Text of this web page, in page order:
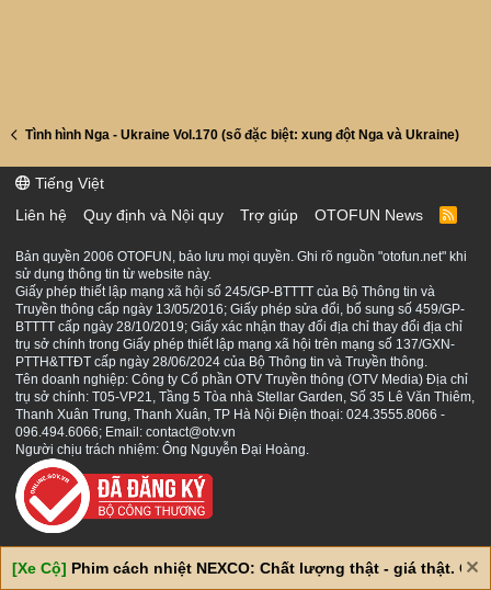
Tình hình Nga - Ukraine Vol.170 (số đặc biệt: xung đột Nga và Ukraine)
Tiếng Việt
Liên hệ
Quy định và Nội quy Trợ giúp OTOFUN News
R
S
Bản quyền 2006 OTOFUN, bảo lưu mọi quyền. Ghi rõ nguồn "otofun.net" khi
sử dụng thông tin từ website này.
Giấy phép thiết lập mạng xã hội số 245/GP-BTTTT của Bộ Thông tin và
Truyền thông cấp ngày 13/05/2016; Giấy phép sửa đổi, bổ sung số 459/GP-
BTTTT cấp ngày 28/10/2019; Giấy xác nhận thay đổi địa chỉ thay đổi địa chỉ
trụ sở chính trong Giấy phép thiết lập mạng xã hội trên mạng số 137/GXN-
PTTH&TTĐT cấp ngày 28/06/2024 của Bộ Thông tin và Truyền thông.
Tên doanh nghiệp: Công ty Cổ phần OTV Truyền thông (OTV Media) Địa chỉ
trụ sở chính: T05-VP21, Tầng 5 Tòa nhà Stellar Garden, Số 35 Lê Văn Thiêm,
Thanh Xuân Trung, Thanh Xuân, TP Hà Nội Điện thoại: 024.3555.8066 -
096.494.6066; Email: contact@otv.vn
Người chịu trách nhiệm: Ông Nguyễn Đại Hoàng.
[Xe Cộ] Phim cách nhiệt NEXCO: Chất lượng thật - giá thật. Giá